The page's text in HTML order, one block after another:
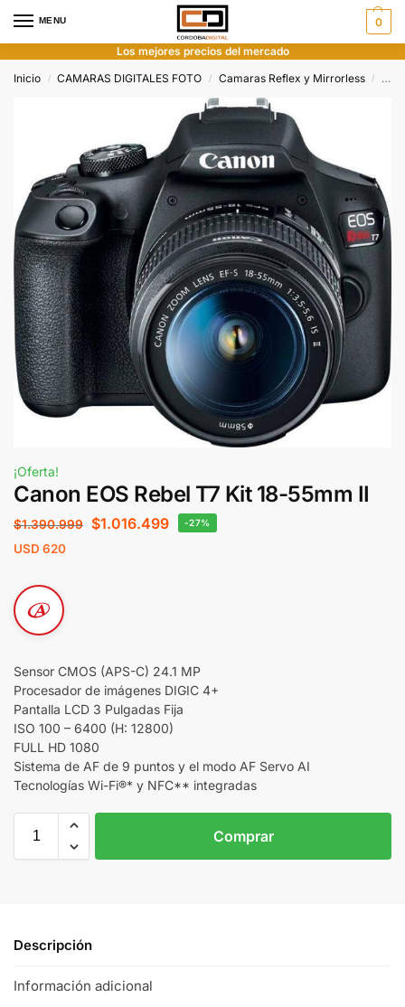
MENU 0
Los mejores precios del mercado
Inicio
/ CAMARAS DIGITALES FOTO / Camaras Reflex y Mirrorless /
¡Oferta!
Canon EOS Rebel T7 Kit 18-55mm II
$1.390.999 $1.016.499
USD 620
-27%
Sensor CMOS (APS-C) 24.1 MP
Procesador de imágenes DIGIC 4+
Pantalla LCD 3 Pulgadas Fija
ISO 100 – 6400 (H: 12800)
FULL HD 1080
Sistema de AF de 9 puntos y el modo AF Servo AI
Tecnologías Wi-Fi®* y NFC** integradas
Comprar
Descripción
Información adicional